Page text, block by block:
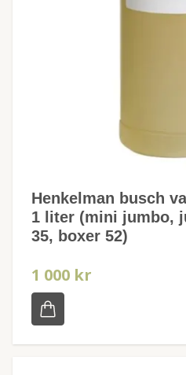
Henkelman busch
1 liter (mini jumbo,
35, boxer 52)
1 000 kr